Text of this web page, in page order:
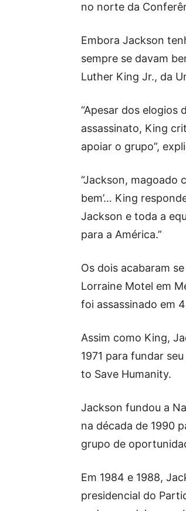
no norte da
Embora Jackson
sempre se davam
Luther King Jr., da
“Apesar dos elogios
assassinato, King
apoiar o grupo”,
“Jackson, magoado
bem’… King
Jackson e toda a
para a América.”
Os dois acabaram
Lorraine Motel em
foi assassinado em
Assim como King,
1971 para fundar
to Save Humanity.
Jackson fundou a
na década de 1990
grupo de
Em 1984 e 1988,
presidencial do